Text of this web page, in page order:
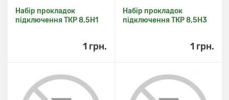
Набір прокладок
підключення ТКР 8,5Н1
1 грн.
Набір прокладок
підключення ТКР 8,5Н3
1 грн.